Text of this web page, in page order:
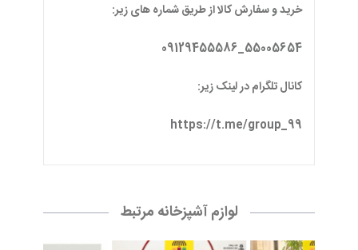
خرید و سفارش کالا از طریق شماره های زیر:
55005654_09129455586
کانال تلگرام در لینک زیر:
https://t.me/group_99
لوازم آشپزخانه مرتبط